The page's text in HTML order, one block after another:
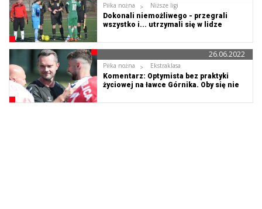
Piłka nożna
Niższe ligi
Dokonali niemożliwego - przegrali
wszystko i... utrzymali się w lidze
Piłka nożna
Ekstraklasa
Komentarz: Optymista bez praktyki
życiowej na ławce Górnika. Oby się nie
26.06.2022